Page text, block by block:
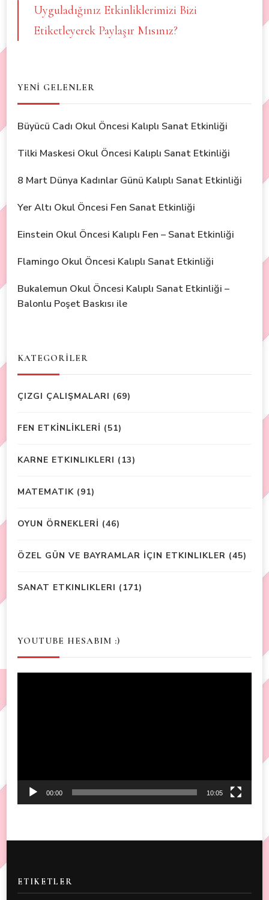
Uyguladığınız Etkinliklerimizi Bizi
Etiketleyerek Paylaşır Mısınız?
YENİ GELENLER
Büyücü Cadı Okul Öncesi Kalıplı Sanat Etkinliği
Tilki Maskesi Okul Öncesi Kalıplı Sanat Etkinliği
8 Mart Dünya Kadınlar Günü Kalıplı Sanat Etkinliği
Yer Altı Okul Öncesi Fen Sanat Etkinliği
Einstein Okul Öncesi Kalıplı Fen – Sanat Etkinliği
Flamingo Okul Öncesi Kalıplı Sanat Etkinliği
Bukalemun Okul Öncesi Kalıplı Sanat Etkinliği –
Balonlu Poşet Baskısı ile
KATEGORİLER
ÇIZGI ÇALIŞMALARI (69)
FEN ETKİNLİKLERİ (51)
KARNE ETKINLIKLERI (13)
MATEMATIK (91)
OYUN ÖRNEKLERİ (46)
ÖZEL GÜN VE BAYRAMLAR İÇIN ETKINLIKLER (45)
SANAT ETKINLIKLERI (171)
YOUTUBE HESABIM :)
00:00 10:05
ETIKETLER